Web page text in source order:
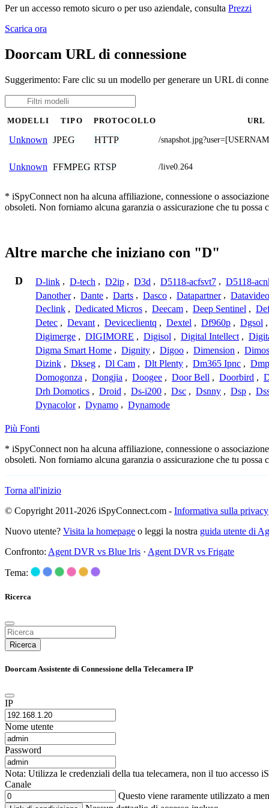
Per un accesso remoto sicuro o per uso aziendale, consulta Prezzi
Scarica ora
Doorcam URL di connessione
Suggerimento: Fare clic su un modello per generare un URL di
MODELLI TIPO PROTOCOLLO URL
Unknown JPEG HTTP /
Unknown FFMPEG RTSP /live0.264
* iSpyConnect non ha alcuna affiliazione, connessione o
obsoleti. Non forniamo alcuna garanzia o assicurazione che tu
Altre marche che iniziano con "D"
D D-link , D-tech , D2ip , D3d , D5118-acfsvt7 , D5118-
Danother , Dante , Darts , Dasco , Datapartner , Datavideo
Declink , Dedicated Micros , Deecam , Deep Sentinel ,
Detec , Devant , Deviceclientq , Dextel , Df960p , Dgsol
Digimerge , DIGIMORE , Digisol , Digital Intellect ,
Digma Smart Home , Dignity , Digoo , Dimension , Dimos
Dizink , Dkseg , Dl Cam , Dlt Plenty , Dm365 Ipnc , Dmp
Domogonza , Dongjia , Doogee , Door Bell , Doorbird ,
Drh Domotics , Droid , Ds-i200 , Dsc , Dsnny , Dsp ,
Dynacolor , Dynamo , Dynamode
Più Fonti
* iSpyConnect non ha alcuna affiliazione, connessione o
obsoleti. Non forniamo alcuna garanzia o assicurazione che tu
Torna all'inizio
© Copyright 2011-2026 iSpyConnect.com - Informativa sulla privacy
Nuovo utente? Visita la homepage o leggi la nostra guida utente di
Confronto: Agent DVR vs Blue Iris · Agent DVR vs Frigate
Tema:
Ricerca
Ricerca
Doorcam Assistente di Connessione della Telecamera IP
IP
Nome utente
Password
Nota: Utilizza le credenziali della tua telecamera, non il tuo accesso
Canale
Questo viene raramente utilizzato a